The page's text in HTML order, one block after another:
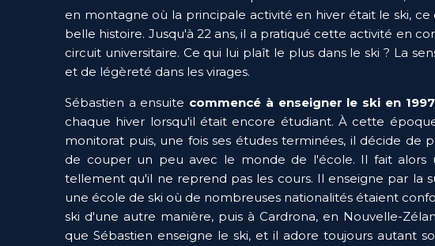
en montagne où la principale activité en hiver était le ski,
belle histoire. Jusqu'à 22 ans, il a pratiqué cette activité en
circuit universitaire. Ce qui lui plaît le plus dans le ski ? La
et de légèreté dans les virages.
Sébastien a ensuite commencé à enseigner le ski en 1997
chaque hiver lorsqu'il était encore étudiant. À cette
monitorat puis, une fois ses études terminées, il décide de
de couper un peu avec le monde de l'école. Il fait alors
tellement qu'il ne reprend pas les cours. Il enseigne par la
une école de ski où de nombreuses nationalités étaient
ski d'une autre manière, puis à Cardrona, en Nouvelle-
que Sébastien enseigne le ski, et il adore toujours autant